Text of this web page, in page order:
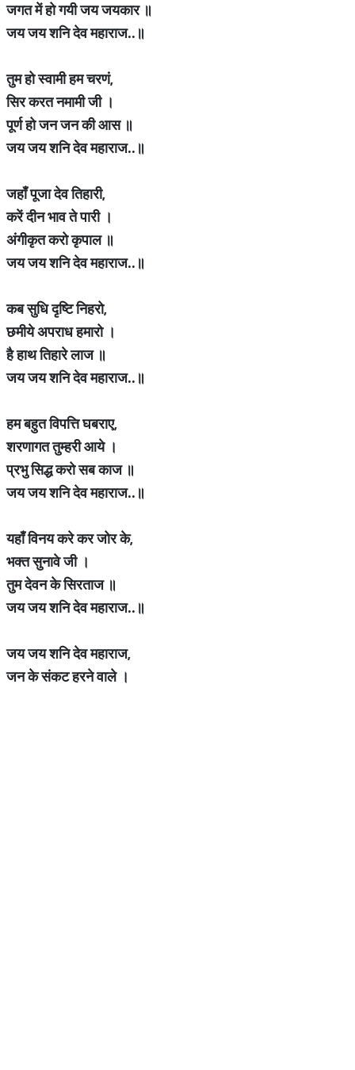
जगत में हो गयी जय जयकार ॥
जय जय शनि देव महाराज..॥
तुम हो स्वामी हम चरणं,
सिर करत नमामी जी ।
पूर्ण हो जन जन की आस ॥
जय जय शनि देव महाराज..॥
जहाँ पूजा देव तिहारी,
करें दीन भाव ते पारी ।
अंगीकृत करो कृपाल ॥
जय जय शनि देव महाराज..॥
कब सुधि दृष्टि निहरो,
छमीये अपराध हमारो ।
है हाथ तिहारे लाज ॥
जय जय शनि देव महाराज..॥
हम बहुत विपत्ति घबराए,
शरणागत तुम्हरी आये ।
प्रभु सिद्ध करो सब काज ॥
जय जय शनि देव महाराज..॥
यहाँ विनय करे कर जोर के,
भक्त सुनावे जी ।
तुम देवन के सिरताज ॥
जय जय शनि देव महाराज..॥
जय जय शनि देव महाराज,
जन के संकट हरने वाले ।